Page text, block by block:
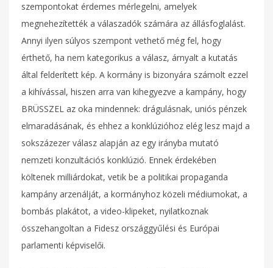
szempontokat érdemes mérlegelni, amelyek
megnehezítették a válaszadók számára az állásfoglalást.
Annyi ilyen súlyos szempont vethető még fel, hogy
érthető, ha nem kategorikus a válasz, árnyalt a kutatás
által felderített kép. A kormány is bizonyára számolt ezzel
a kihívással, hiszen arra van kihegyezve a kampány, hogy
BRÜSSZEL az oka mindennek: drágulásnak, uniós pénzek
elmaradásának, és ehhez a konklúzióhoz elég lesz majd a
sokszázezer válasz alapján az egy irányba mutató
nemzeti konzultációs konklúzió. Ennek érdekében
költenek milliárdokat, vetik be a politikai propaganda
kampány arzenálját, a kormányhoz közeli médiumokat, a
bombás plakátot, a video-klipeket, nyilatkoznak
összehangoltan a Fidesz országgyűlési és Európai
parlamenti képviselői.